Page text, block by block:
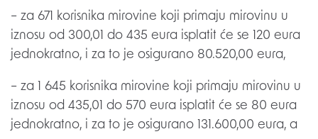
– za 671 korisnika mirovine koji primaju mirovinu u
iznosu od 300,01 do 435 eura isplatit će se 120 eura
jednokratno, i za to je osigurano 80.520,00 eura,
– za 1 645 korisnika mirovine koji primaju mirovinu u
iznosu od 435,01 do 570 eura isplatit će se 80 eura
jednokratno, i za to je osigurano 131.600,00 eura, a